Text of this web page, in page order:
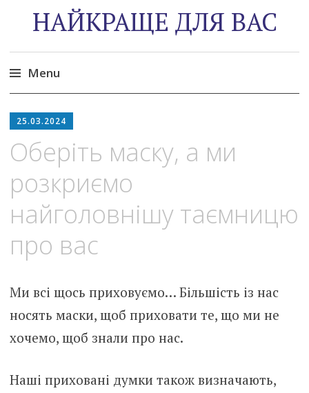
НАЙКРАЩЕ ДЛЯ ВАС
Menu
to
content
25.03.2024
Оберіть маску, а ми
розкриємо
найголовнішу таємницю
про вас
Ми всі щось приховуємо… Більшість із нас
носять маски, щоб приховати те, що ми не
хочемо, щоб знали про нас.
Наші приховані думки також визначають,